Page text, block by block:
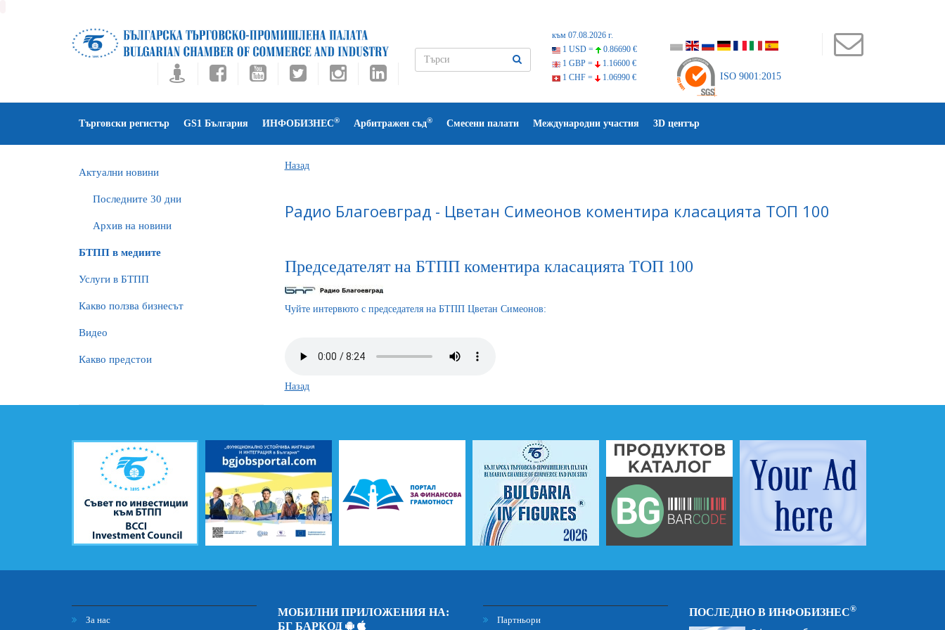
към 07.08.2026 г.
1 USD =
0.86690 €
1 GBP =
1.16600 €
1 CHF =
1.06990 € ISO 9001:2015
Търговски регистър GS1 България ИНФОБИЗНЕС® Арбитражен съд® Смесени палати Международни участия 3D център
Актуални новини
Последните 30 дни
Архив на новини
БTПП в медиите
Услуги в БТПП
Какво ползва бизнесът
Видео
Какво предстои
Назад
Радио Благоевград - Цветан Симеонов коментира класацията ТОП 100
Председателят на БТПП коментира класацията ТОП 100
Чуйте интервюто с председателя на БТПП Цветан Симеонов:
Назад
За нас
МОБИЛНИ ПРИЛОЖЕНИЯ НА:
БГ БАРКОД
Партньори
ПОСЛЕДНО В ИНФОБИЗНЕС®